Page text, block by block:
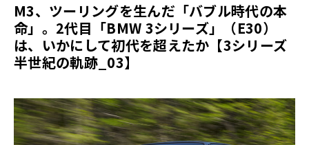
M3、ツーリングを生んだ「バブル時代の本
命」。2代目「BMW 3シリーズ」（E30）
は、いかにして初代を超えたか【3シリーズ
半世紀の軌跡_03】